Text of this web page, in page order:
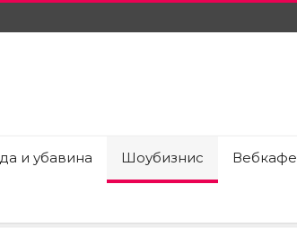
и убавина Шоубизнис Вебкафе